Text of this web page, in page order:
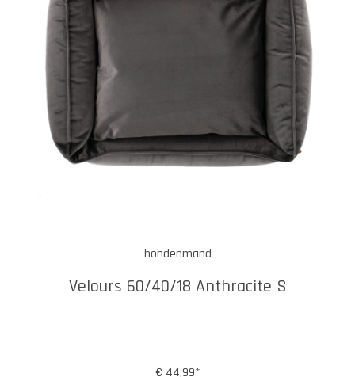
hondenmand
Velours 60/40/18 Anthracite S
€ 44,99*